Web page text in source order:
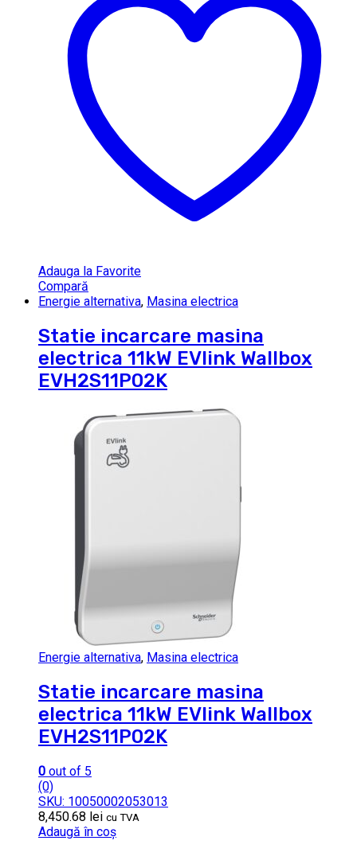
Adauga la Favorite
Compară
Energie alternativa, Masina electrica
Statie incarcare masina
electrica 11kW EVlink Wallbox
EVH2S11P02K
Energie alternativa, Masina electrica
Statie incarcare masina
electrica 11kW EVlink Wallbox
EVH2S11P02K
0 out of 5
(0)
SKU: 10050002053013
8,450.68 lei cu TVA
Adaugă în coș